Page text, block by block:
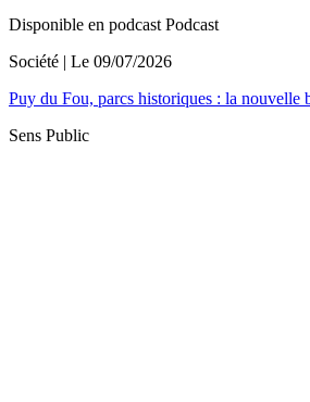
Disponible en podcast Podcast
Société | Le 09/07/2026
Puy du Fou, parcs historiques : la nouvelle
Sens Public